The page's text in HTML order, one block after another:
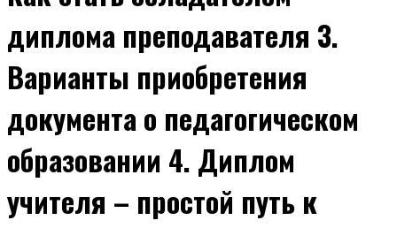
диплома преподавателя 3.
Варианты приобретения
документа о педагогическом
образовании 4. Диплом
учителя – простой путь к